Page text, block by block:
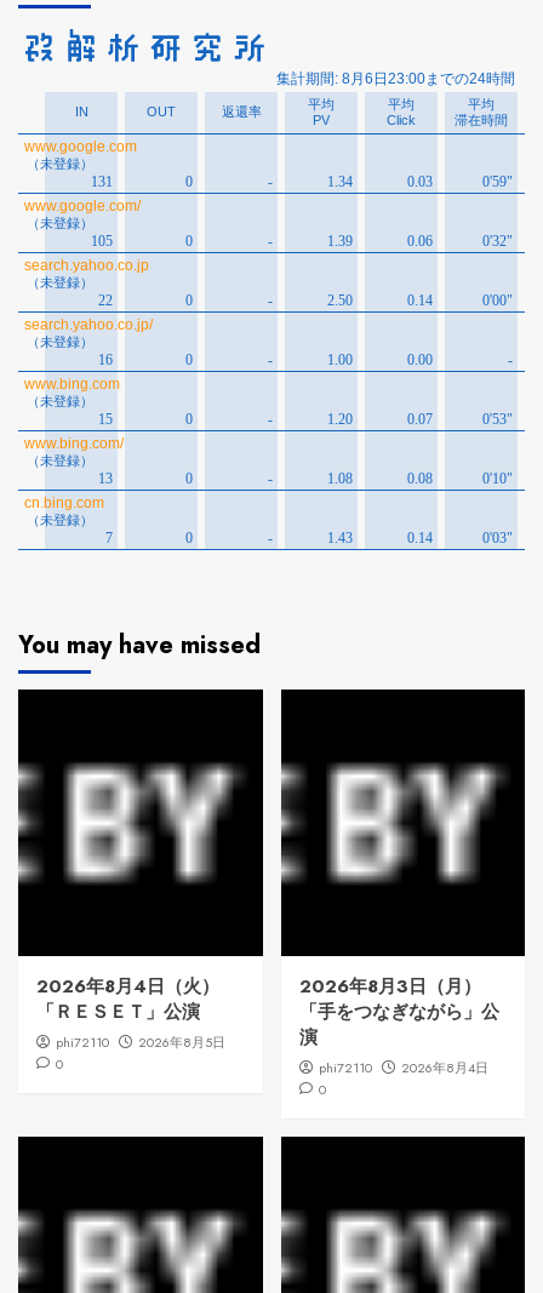
You may have missed
2026年8月4日（火）
「ＲＥＳＥＴ」公演
phi72110
2026年8月5日
0
2026年8月3日（月）
「手をつなぎながら」公
演
phi72110
2026年8月4日
0